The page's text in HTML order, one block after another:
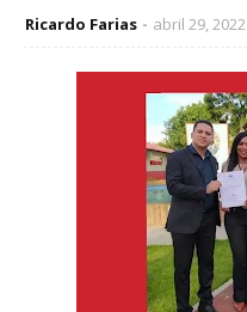
Ricardo Farias abril 29, 2022